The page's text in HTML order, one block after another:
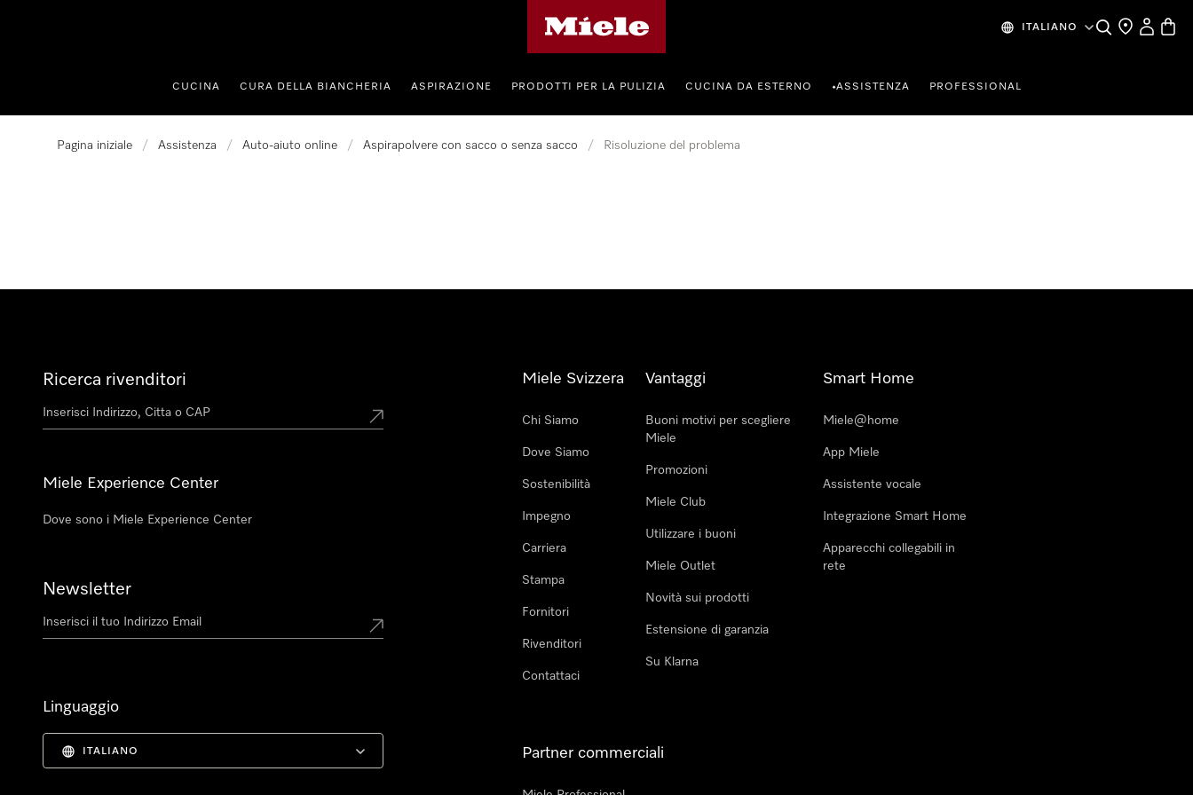
ITALIANO CercaRicerca
Il mio
CUCINA CURA DELLA BIANCHERIA ASPIRAZIONE PRODOTTI PER LA PULIZIA CUCINA DA ESTERNO •ASSISTENZA PROFESSIONAL
Pagina iniziale / Assistenza / Auto-aiuto online / Aspirapolvere con sacco o senza sacco / Risoluzione del problema
Ricerca rivenditori
Miele Experience Center
Dove sono i Miele Experience Center
Newsletter
Linguaggio
ITALIANO
Miele Svizzera
Chi Siamo
Dove Siamo
Sostenibilità
Impegno
Carriera
Stampa
Fornitori
Rivenditori
Contattaci
Vantaggi
Buoni motivi per scegliere
Miele
Promozioni
Miele Club
Utilizzare i buoni
Miele Outlet
Novità sui prodotti
Estensione di garanzia
Su Klarna
Smart Home
Miele@home
App Miele
Assistente vocale
Integrazione Smart Home
Apparecchi collegabili in
rete
Partner commerciali